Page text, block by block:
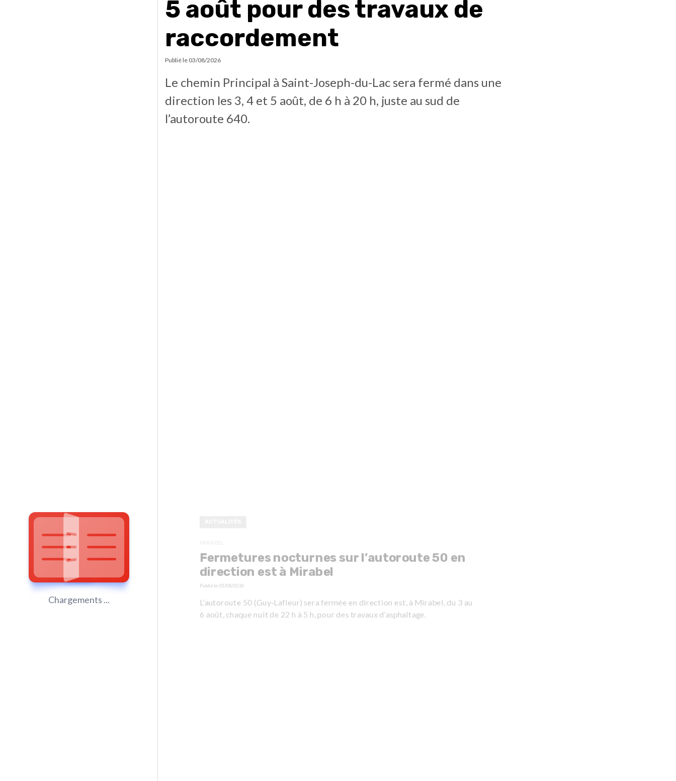
Chargements ...
5 août pour des travaux de
raccordement
Publié le 03/08/2026
Le chemin Principal à Saint-Joseph-du-Lac sera fermé dans une
direction les 3, 4 et 5 août, de 6 h à 20 h, juste au sud de
l’autoroute 640.
Fermetures nocturnes sur l’autoroute 50 en
direction est à Mirabel
Publié le 03/08/2026
L’autoroute 50 (Guy-Lafleur) sera fermée en direction est, à Mirabel, du 3 au
6 août, chaque nuit de 22 h à 5 h, pour des travaux d’asphaltage.